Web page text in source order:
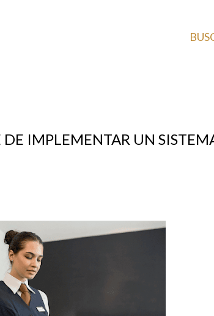
DE IMPLEMENTAR UN